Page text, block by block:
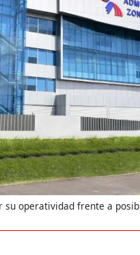
su operatividad frente a
Un
7,1 se
julio en
al sur